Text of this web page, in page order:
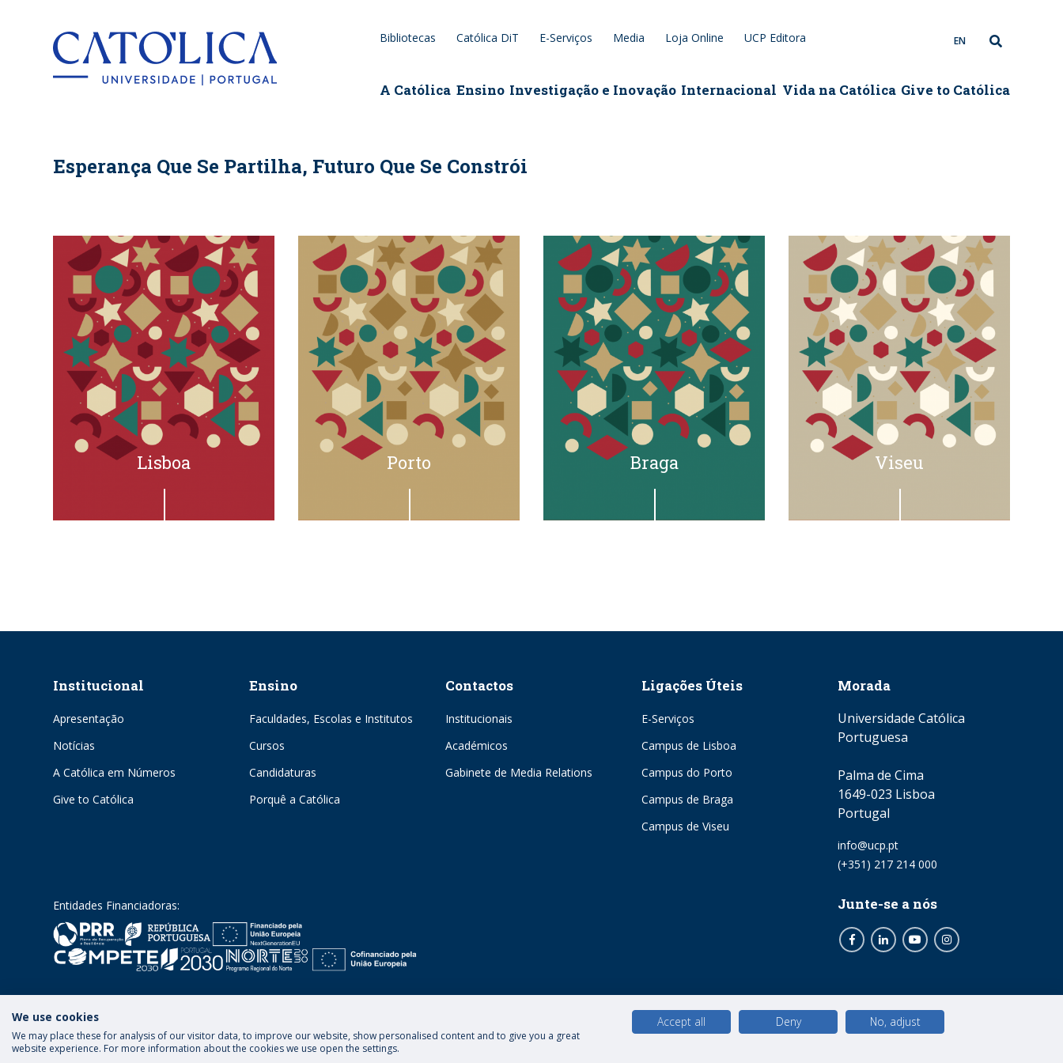
Back to homepageBibliotecas Católica DiT E-Serviços Media Loja Online UCP Editora EN
A Católica Ensino Investigação e Inovação Internacional Vida na Católica Give to Católica
Esperança Que Se Partilha, Futuro Que Se Constrói
Lisboa Porto Braga Viseu
Institucional
Apresentação
Notícias
A Católica em Números
Give to Católica
Ensino
Faculdades, Escolas e Institutos
Cursos
Candidaturas
Porquê a Católica
Contactos
Institucionais
Académicos
Gabinete de Media Relations
Ligações Úteis
E-Serviços
Campus de Lisboa
Campus do Porto
Campus de Braga
Campus de Viseu
Morada
Universidade Católica
Portuguesa
Palma de Cima
1649-023 Lisboa
Portugal
Email
info@ucp.pt
Phone
(+351) 217 214 000
Junte-se a nós
FacebookLinkedInYoutubeInstagram
Entidades Financiadoras:
Termos & Condições Política de Privacidade Direitos do Titular dos Dados © 2026 Universidade Católica Portuguesa
We use cookies
We may place these for analysis of our visitor data, to improve our website, show personalised content and to give you a great
website experience. For more information about the cookies we use open the settings.
Accept all Deny No, adjust